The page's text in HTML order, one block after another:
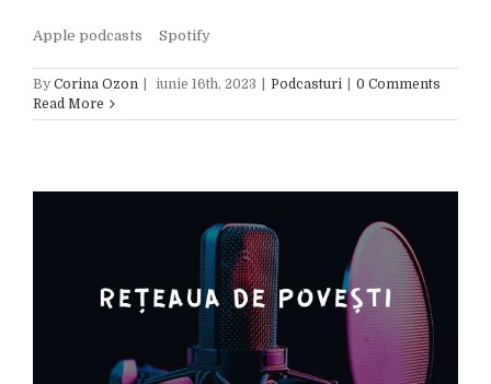
Apple podcasts Spotify
By Corina Ozon iunie 16th, 2023 Podcasturi
0 Comments
Read More